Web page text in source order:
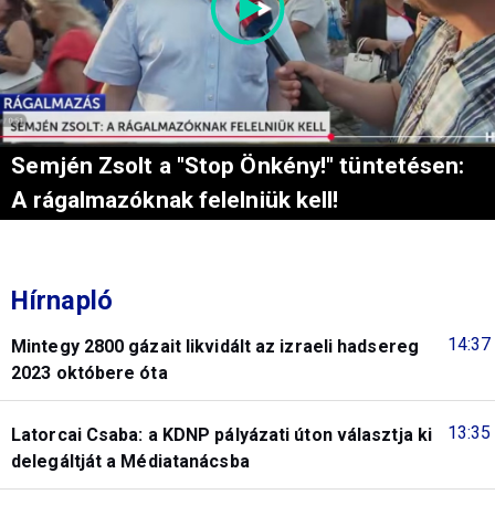
Semjén Zsolt a "Stop Önkény!" tüntetésen:
A rágalmazóknak felelniük kell!
Hírnapló
14:37
Mintegy 2800 gázait likvidált az izraeli hadsereg
2023 októbere óta
13:35
Latorcai Csaba: a KDNP pályázati úton választja ki
delegáltját a Médiatanácsba